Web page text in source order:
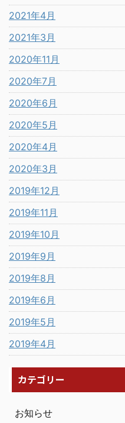
2021年4月
2021年3月
2020年11月
2020年7月
2020年6月
2020年5月
2020年4月
2020年3月
2019年12月
2019年11月
2019年10月
2019年9月
2019年8月
2019年6月
2019年5月
2019年4月
カテゴリー
お知らせ